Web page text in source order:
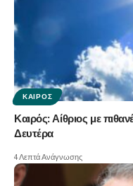
ΚΑΙΡΌΣ
Καιρός: Αίθριος με
Δευτέρα
4 Λεπτά Ανάγνωσης